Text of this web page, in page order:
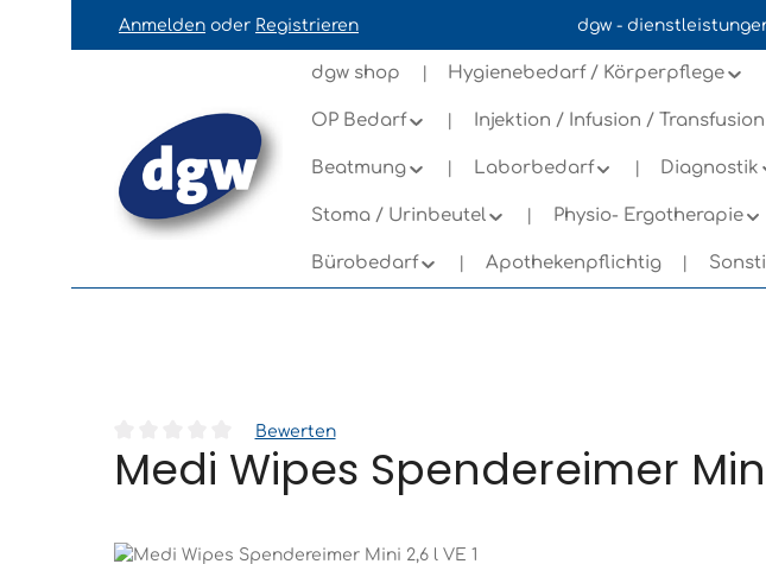
springen Zur Navigation der B2B-Plattform springen
Anmelden oder Registrieren dgw -
dgw shop Hygienebedarf / Körperpflege
OP Bedarf Injektion / Infusion / Transfusion
Beatmung Laborbedarf Diagnostik
Stoma / Urinbeutel Physio- Ergotherapie
Bürobedarf Apothekenpflichtig
Durchschnittliche Bewertung von 0 von 5 Sternen
Bewerten
Medi Wipes Spendereimer Mini
Bildergalerie überspringen